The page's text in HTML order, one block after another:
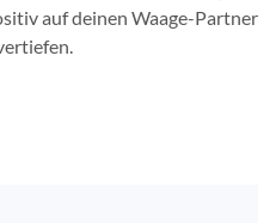
auf deinen Waage-Partner